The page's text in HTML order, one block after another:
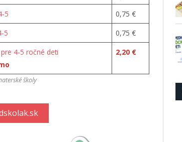
5
0,75 €
5
0,75 €
4-5 ročné deti
2,20 €
školy